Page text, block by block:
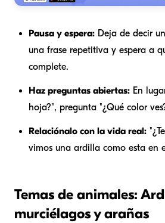
Pausa y espera: Deja de decir
una frase repetitiva y espera a
complete.
Haz preguntas abiertas: En
hoja?", pregunta "¿Qué color
Relaciónalo con la vida real:
vimos una ardilla como esta en
Temas de animales:
murciélagos y arañas